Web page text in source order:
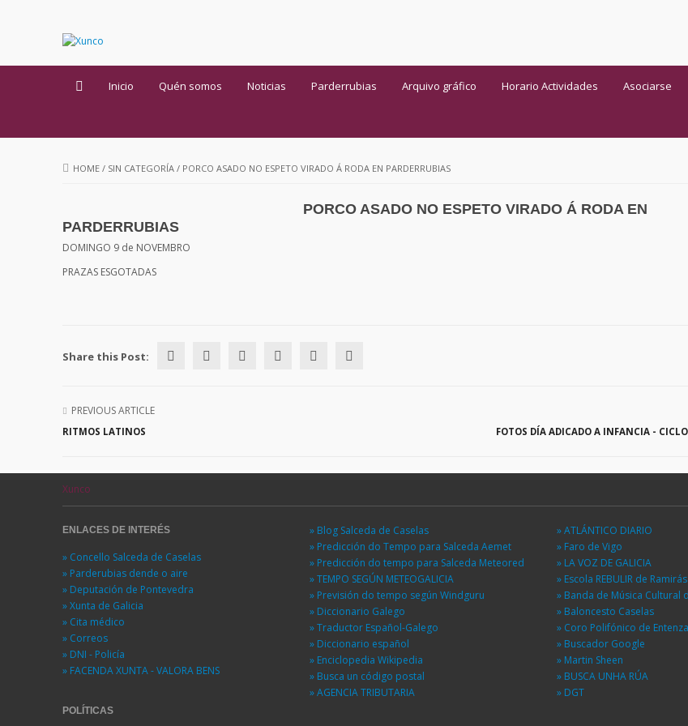
Inicio Quén somos Noticias Parderrubias Arquivo gráfico Horario Actividades Asociarse
HOME / SIN CATEGORÍA / PORCO ASADO NO ESPETO VIRADO Á RODA EN PARDERRUBIAS
PORCO ASADO NO ESPETO VIRADO Á RODA EN
PARDERRUBIAS
DOMINGO 9 de NOVEMBRO
PRAZAS ESGOTADAS
Share this Post:
PREVIOUS ARTICLE
RITMOS LATINOS FOTOS DÍA ADICADO A INFANCIA -
Xunco
ENLACES DE INTERÉS
» Concello Salceda de Caselas
» Parderubias dende o aire
» Deputación de Pontevedra
» Xunta de Galicia
» Cita médico
» Correos
» DNI - Policía
» FACENDA XUNTA - VALORA BENS
POLÍTICAS
» Blog Salceda de Caselas
» Predicción do Tempo para Salceda Aemet
» Predicción do tempo para Salceda Meteored
» TEMPO SEGÚN METEOGALICIA
» Previsión do tempo según Windguru
» Diccionario Galego
» Traductor Español-Galego
» Diccionario español
» Enciclopedia Wikipedia
» Busca un código postal
» AGENCIA TRIBUTARIA
» ATLÁNTICO DIARIO
» Faro de Vigo
» LA VOZ DE GALICIA
» Escola REBULIR de Ramirás
» Banda de Música Cultural
» Baloncesto Caselas
» Coro Polifónico de Entenza
» Buscador Google
» Martin Sheen
» BUSCA UNHA RÚA
» DGT